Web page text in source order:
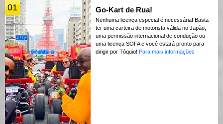
01 Go-Kart de Rua!
Nenhuma licença especial é necessária! Basta
ter uma carteira de motorista válida no Japão,
uma permissão internacional de condução ou
uma licença SOFA e você estará pronto para
dirigir por Tóquio! Para mais informações